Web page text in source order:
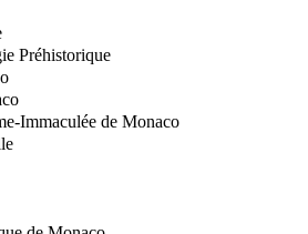
Préhistorique
Immaculée de Monaco